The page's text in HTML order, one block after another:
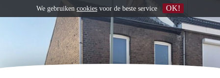
We gebruiken cookies voor de beste service OK!